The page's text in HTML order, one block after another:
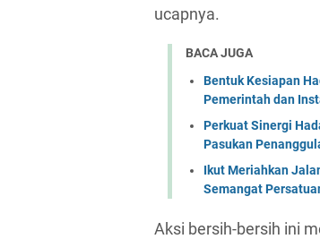
ucapnya.
BACA JUGA
Bentuk Kesiapan
Pemerintah dan
Perkuat Sinergi
Pasukan
Ikut Meriahkan
Semangat
Aksi bersih-bersih ini